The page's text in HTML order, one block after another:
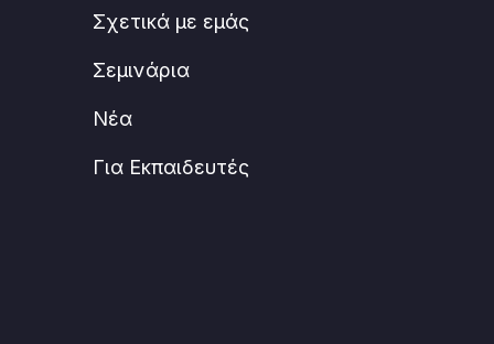
Σχετικά με εμάς
Σεμινάρια
Νέα
Για Εκπαιδευτές